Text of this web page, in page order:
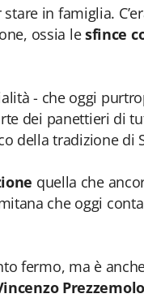
in famiglia.
ossia lesfince
- che oggi
dei panettieri di
della tradizione di
quella che
che oggi
fermo, ma è
Prezzemolo